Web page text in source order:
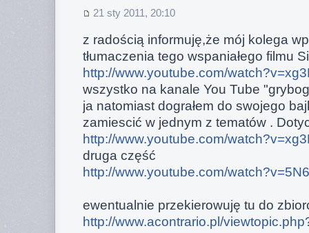
21 sty 2011, 20:10
z radością informuję,że mój kolega
tłumaczenia tego wspaniałego filmu
http://www.youtube.com/
wszystko na kanale You Tube
ja natomiast dograłem do swojego
zamiescić w jednym z tematów .
http://www.youtube.com/
druga część
http://www.youtube.com/
ewentualnie przekierowuję tu do
http://www.acontrario.pl/